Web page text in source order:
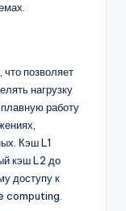
позволяет
нагрузку
работу
Кэш L1
кэш L2 до
доступу к
computing.